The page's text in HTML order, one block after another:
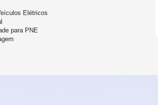
Elétricos
para PNE